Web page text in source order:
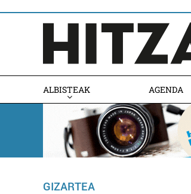
ALBISTEAK AGENDA
GIZARTEA